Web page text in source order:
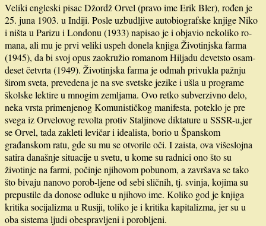
Veliki engleski pisac Džordž Orvel (pravo ime Erik Bler), rođen je
25. juna 1903. u Indiji. Posle uzbudljive autobiografske knjige Niko
i ništa u Parizu i Londonu (1933) napisao je i objavio nekoliko ro-
mana, ali mu je prvi veliki uspeh donela knjiga Životinjska farma
(1945), da bi svoj opus zaokružio romanom Hiljadu devetsto osam-
deset četvrta (1949). Životinjska farma je odmah privukla pažnju
širom sveta, prevedena je na sve svetske jezike i ušla u programe
školske lektire u mnogim zemljama. Ovo retko subverzivno delo,
neka vrsta primenjenog Komunističkog manifesta, poteklo je pre
svega iz Orvelovog revolta protiv Staljinove diktature u SSSR-u,jer
se Orvel, tada zakleti levičar i idealista, borio u Španskom
građanskom ratu, gde su mu se otvorile oči. I zaista, ova višeslojna
satira današnje situacije u svetu, u kome su radnici ono što su
životinje na farmi, počinje njihovom pobunom, a završava se tako
što bivaju nanovo porob-ljene od sebi sličnih, tj. svinja, kojima su
prepustile da donose odluke u njihovo ime. Koliko god je knjiga
kritika socijalizma u Rusiji, toliko je i kritika kapitalizma, jer su u
oba sistema ljudi obespravljeni i porobljeni.